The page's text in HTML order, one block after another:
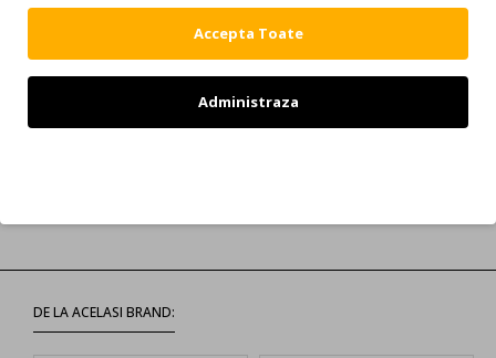
Jeans AMIRI, PXMD002Elastane 406, Light Blue
PXMD002406 Jeans Barbati
DE LA ACELASI BRAND:
Accepta Toate
Administraza